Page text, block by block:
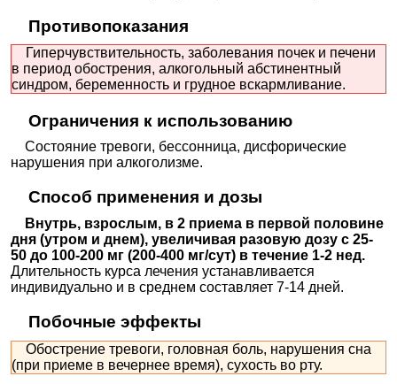
Противопоказания
Гиперчувствительность, заболевания почек и печени
в период обострения, алкогольный абстинентный
синдром, беременность и грудное вскармливание.
Ограничения к использованию
Состояние тревоги, бессонница, дисфорические
нарушения при алкоголизме.
Способ применения и дозы
Внутрь, взрослым, в 2 приема в первой половине
дня (утром и днем), увеличивая разовую дозу с 25-
50 до 100-200 мг (200-400 мг/сут) в течение 1-2 нед.
Длительность курса лечения устанавливается
индивидуально и в среднем составляет 7-14 дней.
Побочные эффекты
Обострение тревоги, головная боль, нарушения сна
(при приеме в вечернее время), сухость во рту.